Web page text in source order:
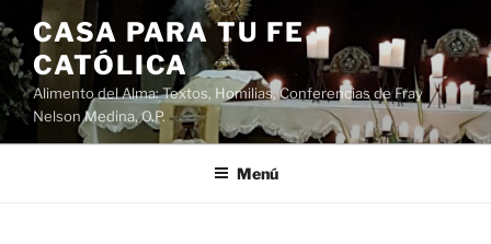
Saltar
al
contenido
CASA PARA TU FE
CATÓLICA
Alimento del Alma: Textos, Homilias, Conferencias de Fray
Nelson Medina, O.P.
Menú